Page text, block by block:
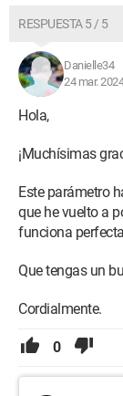
RESPUESTA 5 / 5
Danielle34
24 mar.
Hola,
¡Muchísimas
Este parámetro
que he vuelto a
funciona
Que tengas un
Cordialmente.
0